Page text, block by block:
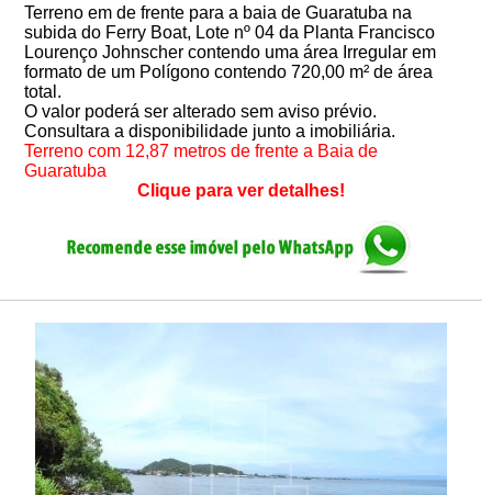
Terreno em de frente para a baia de Guaratuba na
subida do Ferry Boat, Lote nº 04 da Planta Francisco
Lourenço Johnscher contendo uma área Irregular em
formato de um Polígono contendo 720,00 m² de área
total.
O valor poderá ser alterado sem aviso prévio.
Consultara a disponibilidade junto a imobiliária.
Terreno com 12,87 metros de frente a Baia de
Guaratuba
Clique para ver detalhes!